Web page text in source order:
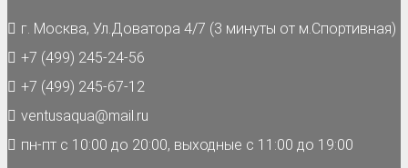
г. Москва, Ул.Доватора 4/7 (3 минуты от м.Спортивная)
+7 (499) 245-24-56
+7 (499) 245-67-12
ventusaqua@mail.ru
пн-пт с 10:00 до 20:00, выходные с 11:00 до 19:00